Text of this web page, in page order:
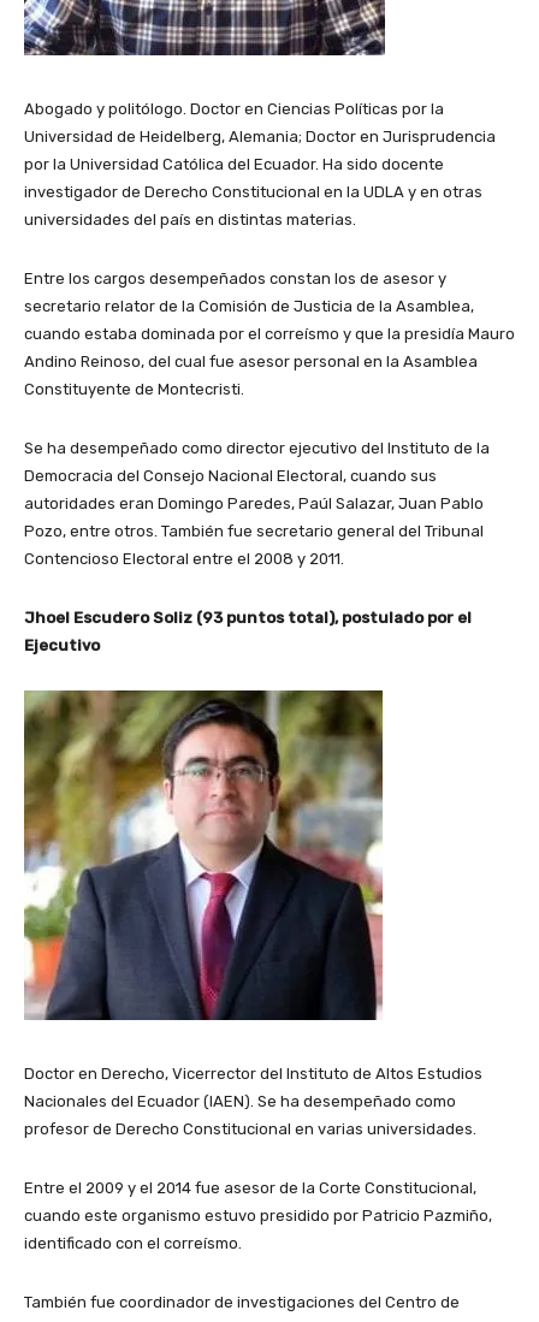
Abogado y politólogo. Doctor en Ciencias Políticas por la
Universidad de Heidelberg, Alemania; Doctor en Jurisprudencia
por la Universidad Católica del Ecuador. Ha sido docente
investigador de Derecho Constitucional en la UDLA y en otras
universidades del país en distintas materias.
Entre los cargos desempeñados constan los de asesor y
secretario relator de la Comisión de Justicia de la Asamblea,
cuando estaba dominada por el correísmo y que la presidía Mauro
Andino Reinoso, del cual fue asesor personal en la Asamblea
Constituyente de Montecristi.
Se ha desempeñado como director ejecutivo del Instituto de la
Democracia del Consejo Nacional Electoral, cuando sus
autoridades eran Domingo Paredes, Paúl Salazar, Juan Pablo
Pozo, entre otros. También fue secretario general del Tribunal
Contencioso Electoral entre el 2008 y 2011.
Jhoel Escudero Soliz (93 puntos total), postulado por el
Ejecutivo
Doctor en Derecho, Vicerrector del Instituto de Altos Estudios
Nacionales del Ecuador (IAEN). Se ha desempeñado como
profesor de Derecho Constitucional en varias universidades.
Entre el 2009 y el 2014 fue asesor de la Corte Constitucional,
cuando este organismo estuvo presidido por Patricio Pazmiño,
identificado con el correísmo.
También fue coordinador de investigaciones del Centro de